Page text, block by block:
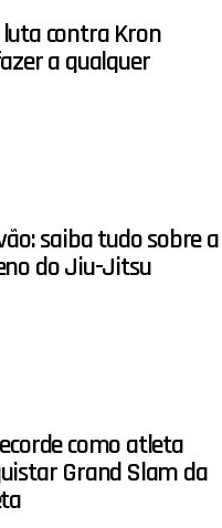
contra Kron
a qualquer
saiba tudo sobre a
do Jiu-Jitsu
como atleta
Grand Slam da